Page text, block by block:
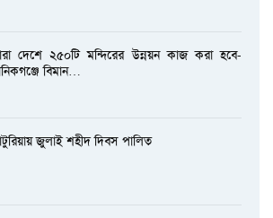
দেশে ২৫০টি মন্দিরের উন্নয়ন কাজ করা হবে-
বিমান…
জুলাই শহীদ দিবস পালিত